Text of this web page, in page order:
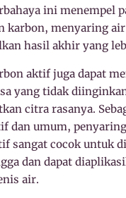
ini menempel
karbon, menyaring
hasil akhir yang
aktif juga dapat
yang tidak
citra rasanya.
dan umum,
sangat cocok untuk
dan dapat
air.